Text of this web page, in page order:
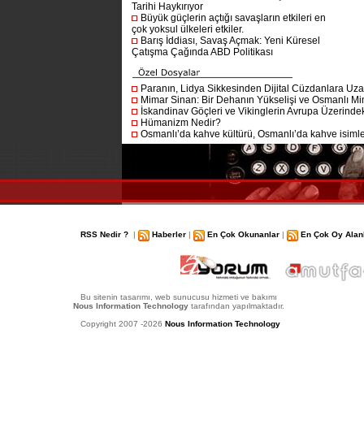
Tarihi Haykırıyor
Büyük güçlerin açtığı savaşların etkileri en
çok yoksul ülkeleri etkiler.
Barış İddiası, Savaş Açmak: Yeni Küresel
Çatışma Çağında ABD Politikası
Paranın, Lidya Sikkesinden Dijital Cüzdanlara
Mimar Sinan: Bir Dehanın Yükselişi ve Osmanlı
İskandinav Göçleri ve Vikinglerin Avrupa
Hümanizm Nedir?
Osmanlı’da kahve kültürü, Osmanlı’da kahve
RSS Nedir ? | Haberler | En Çok Okunanlar | En Çok Oy
Bu sitenin tasarımı, web sunucusu hizmeti ve bakımı
Nous Information Technology tarafından yapılmaktadır.
Copyright 2007 -2026 Nous Information Technology